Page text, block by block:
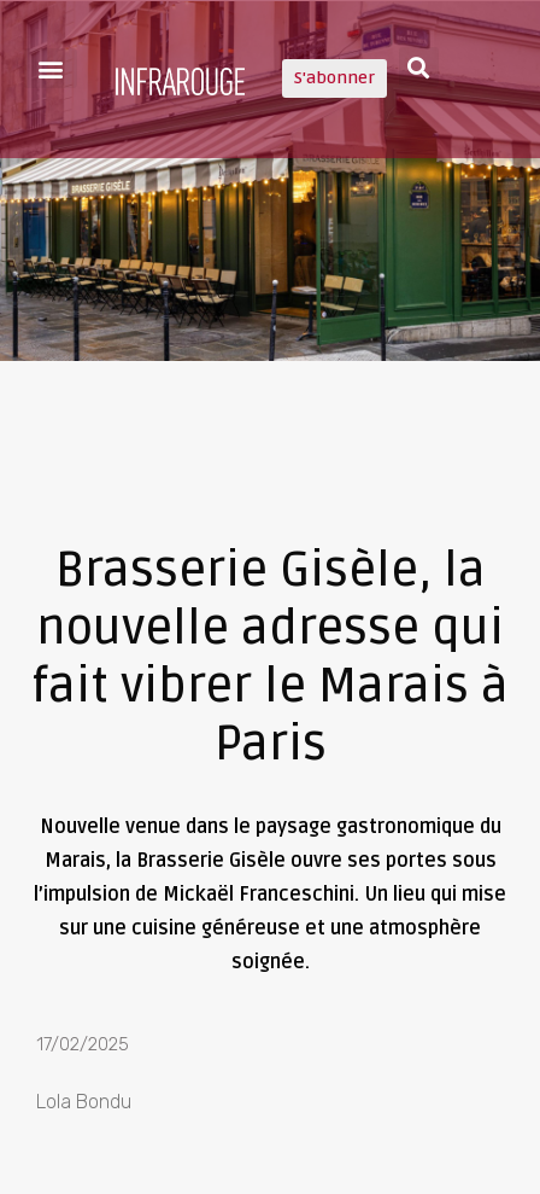
S'abonner
Brasserie Gisèle, la
nouvelle adresse qui
fait vibrer le Marais à
Paris
Nouvelle venue dans le paysage gastronomique du
Marais, la Brasserie Gisèle ouvre ses portes sous
l’impulsion de Mickaël Franceschini. Un lieu qui mise
sur une cuisine généreuse et une atmosphère
soignée.
17/02/2025
Lola Bondu